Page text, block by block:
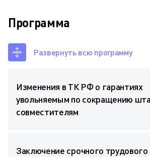
Программа
Развернуть всю программу
Изменения в ТК РФ о гарантиях
увольняемым по сокращению
совместителям
Заключение срочного трудового